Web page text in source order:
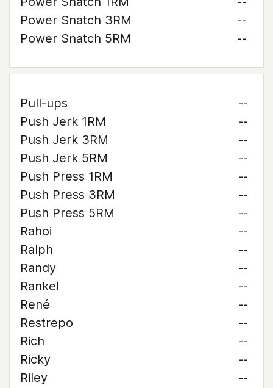
Power Snatch 3RM
--
Power Snatch 5RM
--
Pull-ups
--
Push Jerk 1RM
--
Push Jerk 3RM
--
Push Jerk 5RM
--
Push Press 1RM
--
Push Press 3RM
--
Push Press 5RM
--
Rahoi
--
Ralph
--
Randy
--
Rankel
--
René
--
Restrepo
--
Rich
--
Ricky
--
Riley
--